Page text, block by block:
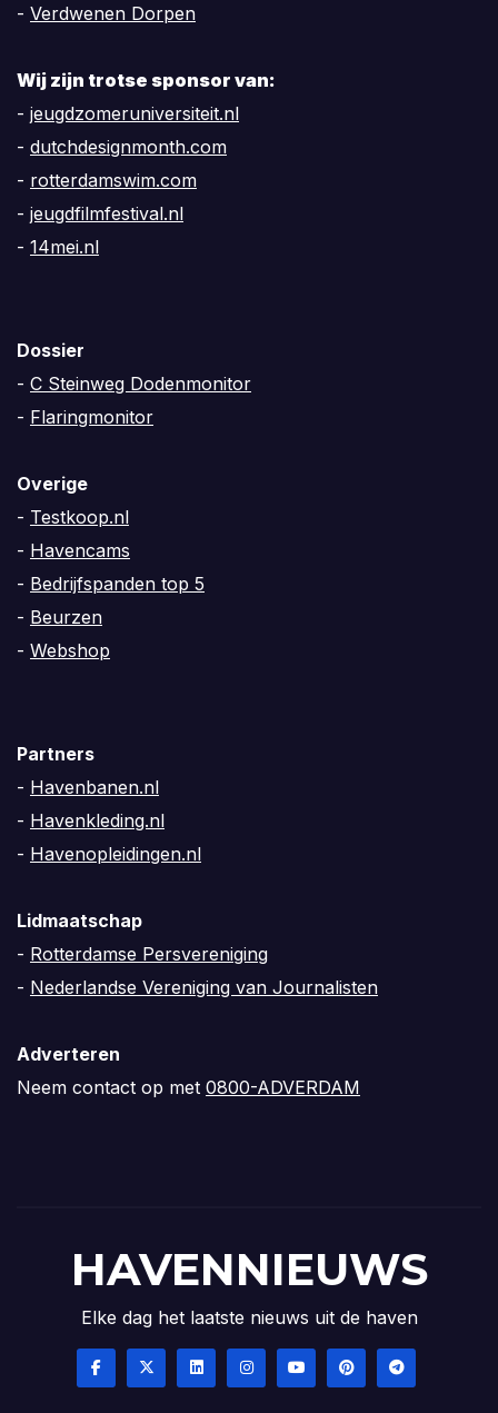
- Verdwenen Dorpen
Wij zijn trotse sponsor van:
- jeugdzomeruniversiteit.nl
- dutchdesignmonth.com
- rotterdamswim.com
- jeugdfilmfestival.nl
- 14mei.nl
Dossier
- C Steinweg Dodenmonitor
- Flaringmonitor
Overige
- Testkoop.nl
- Havencams
- Bedrijfspanden top 5
- Beurzen
- Webshop
Partners
- Havenbanen.nl
- Havenkleding.nl
- Havenopleidingen.nl
Lidmaatschap
- Rotterdamse Persvereniging
- Nederlandse Vereniging van Journalisten
Adverteren
Neem contact op met 0800-ADVERDAM
HAVENNIEUWS
Elke dag het laatste nieuws uit de haven